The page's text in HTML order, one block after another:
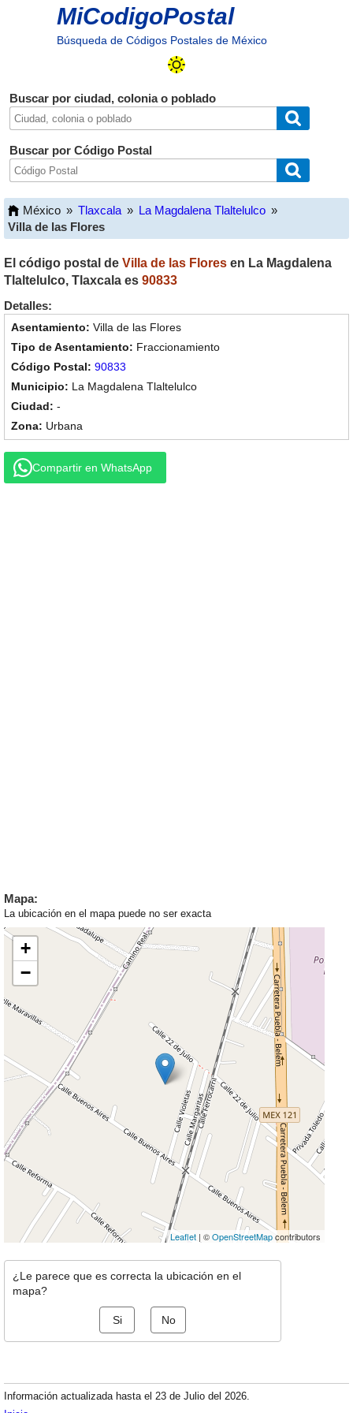
MiCodigoPostal
Búsqueda de Códigos Postales de México
Buscar por ciudad, colonia o poblado
Buscar por Código Postal
México » Tlaxcala » La Magdalena Tlaltelulco »
Villa de las Flores
El código postal de Villa de las Flores en La Magdalena
Tlaltelulco, Tlaxcala es 90833
Detalles:
Villa de las Flores
Fraccionamiento
90833
La Magdalena Tlaltelulco
-
Urbana
Compartir en WhatsApp
Mapa:
La ubicación en el mapa puede no ser exacta
+
−
Leaflet | ©OpenStreetMapcontributors
¿Le parece que es correcta la ubicación en el
mapa?
Si No
Información actualizada hasta el 23 de Julio del 2026.